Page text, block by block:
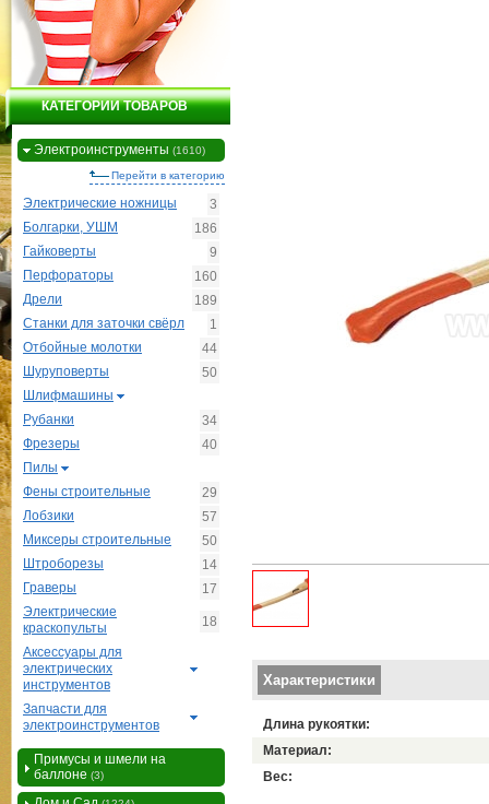
Вертикальные вкладки
Характеристики
Длина рукоятки:
Материал:
Вес:
КАТЕГОРИИ ТОВАРОВ
Электроинструменты (1610)
Перейти в категорию
Электрические ножницы
3
Болгарки, УШМ
186
Гайковерты
9
Перфораторы
160
Дрели
189
Станки для заточки свёрл
1
Отбойные молотки
44
Шуруповерты
50
Шлифмашины
Рубанки
34
Фрезеры
40
Пилы
Фены строительные
29
Лобзики
57
Миксеры строительные
50
Штроборезы
14
Граверы
17
Электрические
краскопульты
18
Аксессуары для
электрических
инструментов
Запчасти для
электроинструментов
Примусы и шмели на
баллоне (3)